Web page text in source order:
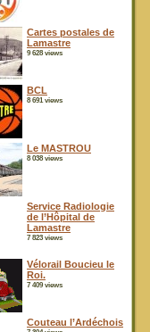
Cartes postales de
Lamastre
9 628 views
BCL
8 691 views
Le MASTROU
8 038 views
Service Radiologie
de l’Hôpital de
Lamastre
7 823 views
Vélorail Boucieu le
Roi.
7 409 views
Couteau l’Ardéchois